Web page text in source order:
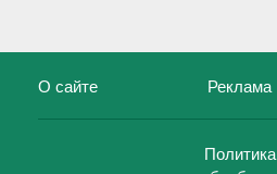
О сайте Реклама
Политика